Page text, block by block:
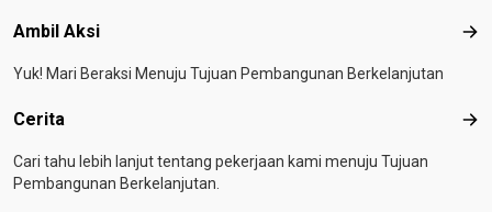
Ambil Aksi
Yuk! Mari Beraksi Menuju Tujuan Pembangunan Berkelanjutan
Cerita
Cari tahu lebih lanjut tentang pekerjaan kami menuju Tujuan
Pembangunan Berkelanjutan.